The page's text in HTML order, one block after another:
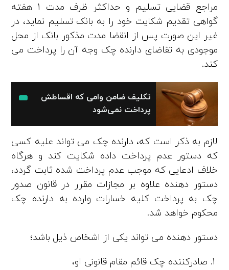
مراجع قضایی تسلیم و حداکثر ظرف مدت 1 هفته
گواهی تقدیم شکایت خود را به بانک تسلیم نماید، در
غیر این صورت پس از انقضا مدت مذکور بانک از محل
موجودی به تقاضای دارنده چک وجه آن را پرداخت می‌
کند.
تکلیف ضامن وامی که اقساطش
پرداخت نمی‌شود
لازم به ذکر است که، دارنده چک می‌ تواند علیه کسی
که دستور عدم پرداخت داده شکایت کند و هرگاه
خلاف ادعایی که موجب عدم پرداخت شده ثابت گردد،
دستور دهنده علاوه بر مجازات مقرر در قانون صدور
چک به پرداخت کلیه خسارات وارده به دارنده چک
محکوم خواهد شد.
دستور دهنده می­ تواند یکی از اشخاص ذیل باشد؛
صادرکننده چک قائم مقام قانونی او،